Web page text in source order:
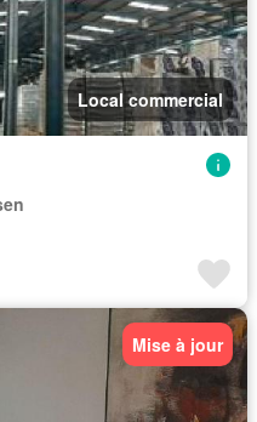
Local commercial
Mise à jour